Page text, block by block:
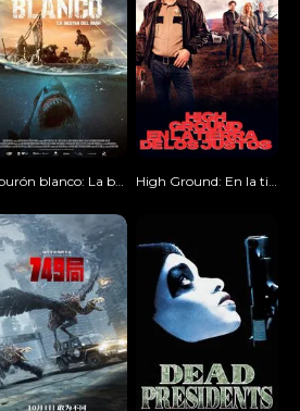
Tiburón blanco: La bestia del mar